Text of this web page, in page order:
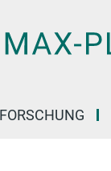
FORSCHUNG